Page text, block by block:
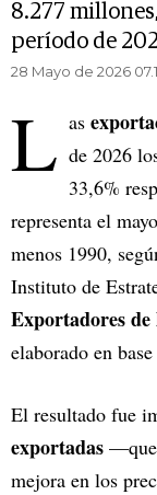
8.277
período de
28 Mayo de 2026
L as
de 2026
33,6%
representa el
menos 1990,
Instituto de
Exportadores
elaborado en
El resultado fue
exportadas —que
mejora en los